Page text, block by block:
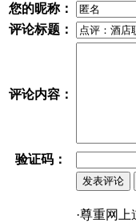
您的昵称：
评论标题：
评论内容：
验证码：
·尊重网